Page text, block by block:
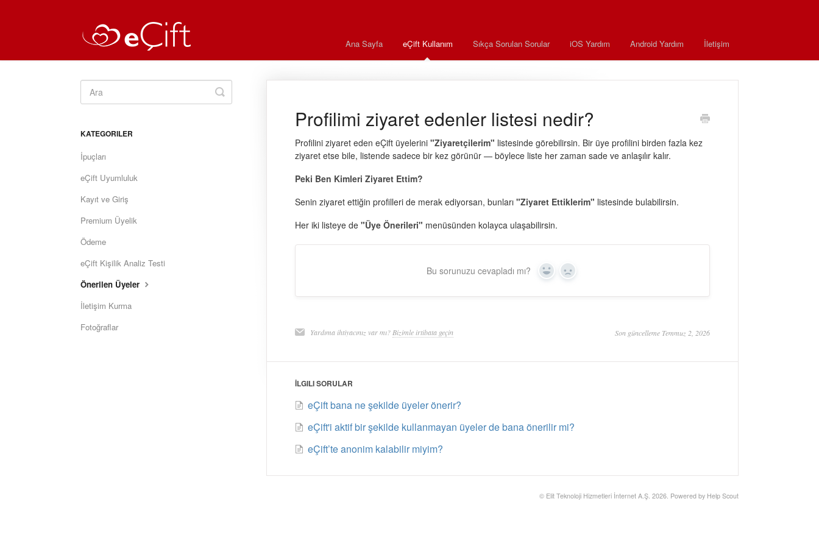
Ana Sayfa eÇift Kullanım Sıkça Sorulan Sorular iOS Yardım Android Yardım İletişim
Profilimi ziyaret edenler listesi nedir?
Profilini ziyaret eden eÇift üyelerini "Ziyaretçilerim" listesinde görebilirsin. Bir üye profilini birden fazla kez
ziyaret etse bile, listende sadece bir kez görünür — böylece liste her zaman sade ve anlaşılır kalır.
Peki Ben Kimleri Ziyaret Ettim?
Senin ziyaret ettiğin profilleri de merak ediyorsan, bunları "Ziyaret Ettiklerim" listesinde bulabilirsin.
Her iki listeye de "Üye Önerileri" menüsünden kolayca ulaşabilirsin.
Bu sorunuzu cevapladı mı? Yes No
Yardıma ihtiyacınız var mı? Bizimle irtibata geçin Son güncelleme Temmuz 2, 2026
İLGILI SORULAR
eÇift bana ne şekilde üyeler önerir?
eÇift'i aktif bir şekilde kullanmayan üyeler de bana önerilir mi?
eÇift’te anonim kalabilir miyim?
Toggle
Search
KATEGORILER
İpuçları
eÇift Uyumluluk
Kayıt ve Giriş
Premium Üyelik
Ödeme
eÇift Kişilik Analiz Testi
Önerilen Üyeler
İletişim Kurma
Fotoğraflar
© Elit Teknoloji Hizmetleri İnternet A.Ş. 2026. Powered by Help Scout